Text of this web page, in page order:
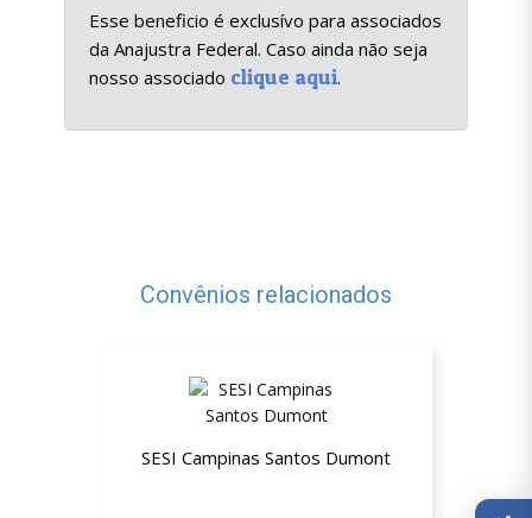
Esse beneficio é exclusívo para associados
da Anajustra Federal. Caso ainda não seja
nosso associado clique aqui.
Convênios relacionados
SESI Campinas Santos Dumont